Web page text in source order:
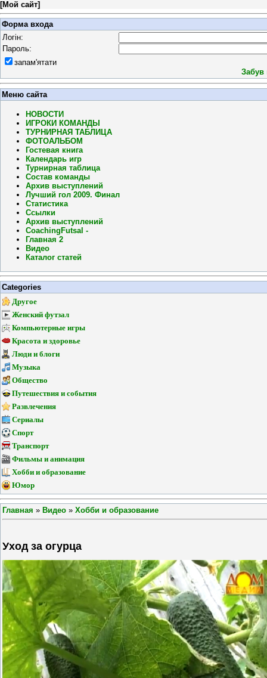
[Мой сайт]
Форма входа
Логін:
Пароль:
запам'ятати
Забув
Меню сайта
НОВОСТИ
ИГРОКИ КОМАНДЫ
ТУРНИРНАЯ ТАБЛИЦА
ФОТОАЛЬБОМ
Гостевая книга
Календарь игр
Турнирная таблица
Состав команды
Архив выступлений
Лучший гол 2009. Финал
Статистика
Ссылки
Архив выступлений
CoachingFutsal -
Главная 2
Видео
Каталог статей
Categories
Другое
Женский футзал
Компьютерные игры
Красота и здоровье
Люди и блоги
Музыка
Общество
Путешествия и события
Развлечения
Сериалы
Спорт
Транспорт
Фильмы и анимация
Хобби и образование
Юмор
Главная » Видео » Хобби и образование
Уход за огурца